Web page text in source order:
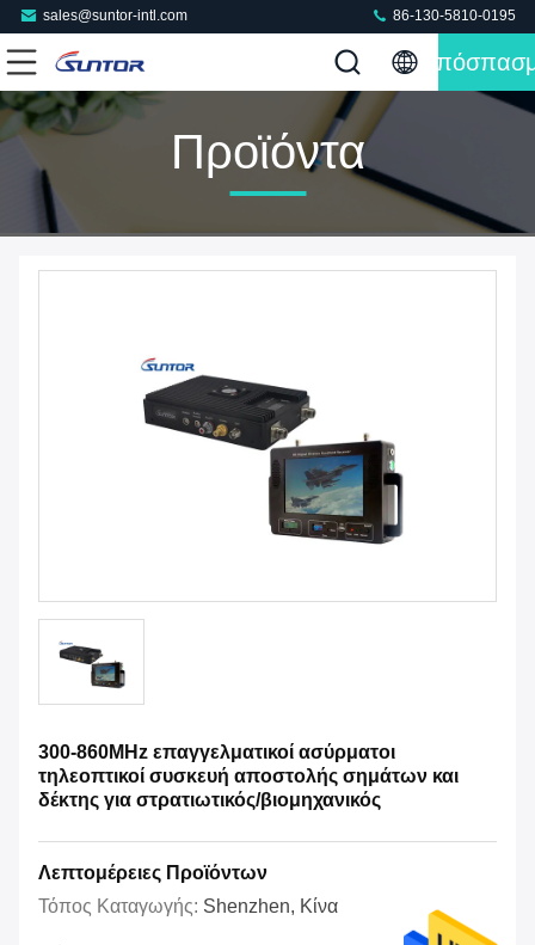
sales@suntor-intl.com 86-130-5810-0195
Προϊόντα
300-860MHz επαγγελματικοί ασύρματοι
τηλεοπτικοί συσκευή αποστολής σημάτων και
δέκτης για στρατιωτικός/βιομηχανικός
Λεπτομέρειες Προϊόντων
Τόπος Καταγωγής: Shenzhen, Κίνα